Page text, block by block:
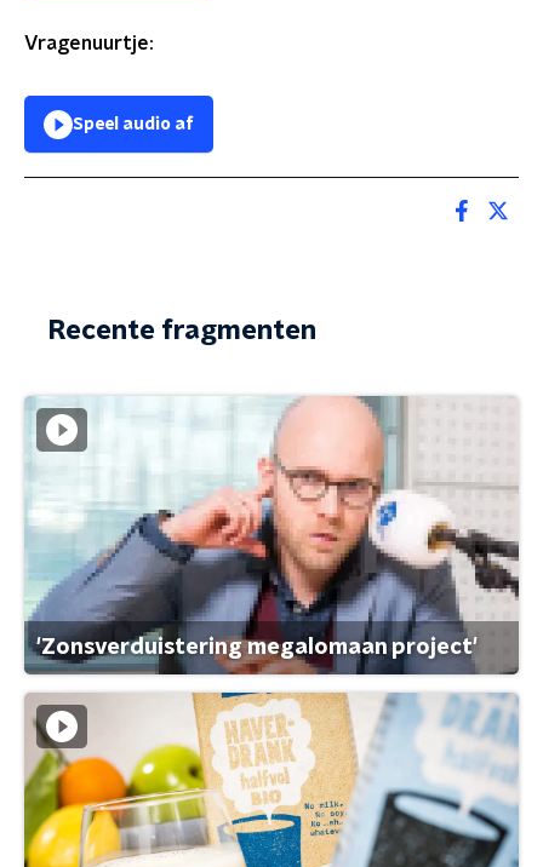
Vragenuurtje:
Speel audio af
Recente fragmenten
'Zonsverduistering megalomaan project'